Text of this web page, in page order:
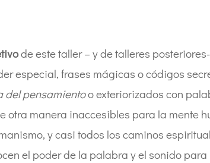
de este taller – y de talleres
especial, frases mágicas o códigos
del pensamientoo exteriorizados con
otra manera inaccesibles para la mente
y casi todos los caminos
el poder de la palabra y el sonido